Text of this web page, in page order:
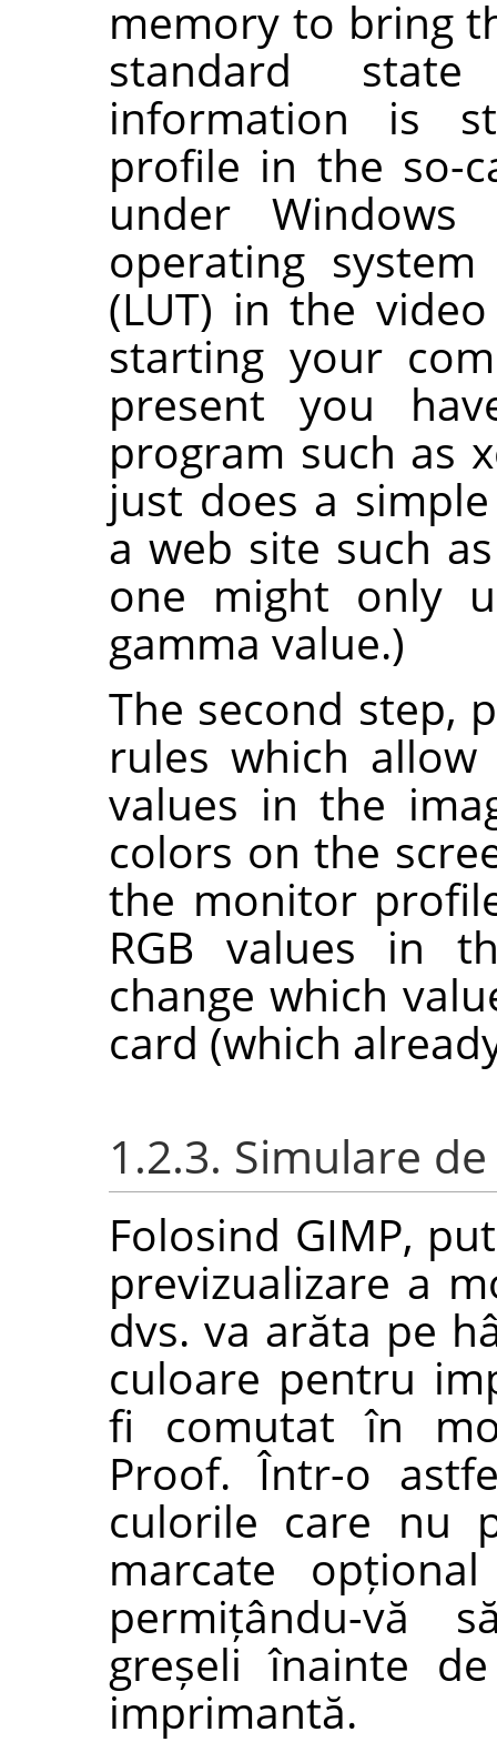
memory to bring
standard
information is
profile in the so-
under
operating
(LUT) in the
starting your
present you
program such as
just does a
a web site such
one might only
gamma value.)
The second step,
rules which
values in the
colors on the
the monitor
RGB values in
change which
card (which
1.2.3. Simulare
Folosind GIMP,
previzualizare a
dvs. va arăta pe
culoare pentru
fi comutat în
Proof. Într-o
culorile care nu
marcate
permițându-vă
greșeli înainte
imprimantă.